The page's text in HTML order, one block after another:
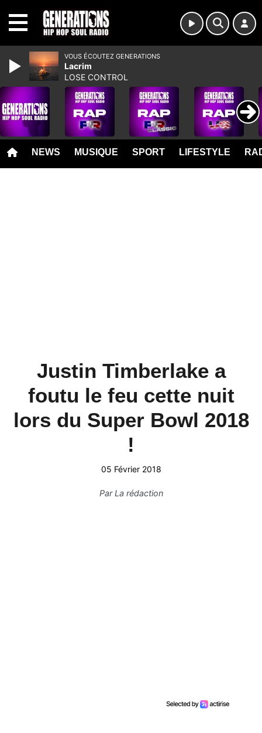
NEWS MUSIQUE SPORT LIFESTYLE
Justin Timberlake a
foutu le feu cette nuit
lors du Super Bowl 2018
!
05 Février 2018
ParLa rédaction
VOUS ÉCOUTEZ GENERATIONS
Lacrim
LOSE CONTROL